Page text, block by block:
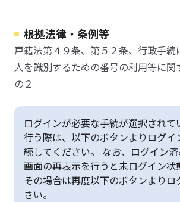
根拠法律・条例等
戸籍法第４９条、第５２条、行政手
人を識別するための番号の利用等に関
の２
ログインが必要な手続が選択されて
行う際は、以下のボタンよりログイ
続してください。 なお、ログイン
画面の再表示を行うと未ログイン状
その場合は再度以下のボタンよりロ
さい。